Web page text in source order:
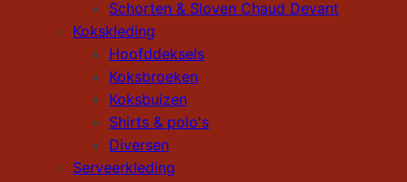
Schorten & Sloven Chaud Devant
Kokskleding
Hoofddeksels
Koksbroeken
Koksbuizen
Shirts & polo's
Diversen
Serveerkleding